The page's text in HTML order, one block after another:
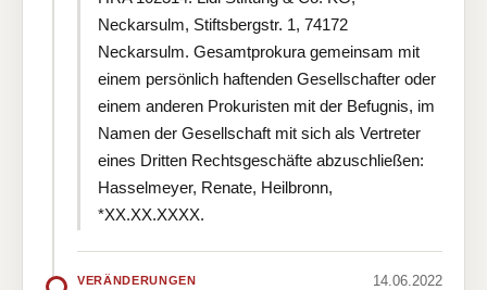
Neckarsulm, Stiftsbergstr. 1, 74172
Neckarsulm. Gesamtprokura gemeinsam mit
einem persönlich haftenden Gesellschafter oder
einem anderen Prokuristen mit der Befugnis, im
Namen der Gesellschaft mit sich als Vertreter
eines Dritten Rechtsgeschäfte abzuschließen:
Hasselmeyer, Renate, Heilbronn,
*XX.XX.XXXX.
VERÄNDERUNGEN 14.06.2022